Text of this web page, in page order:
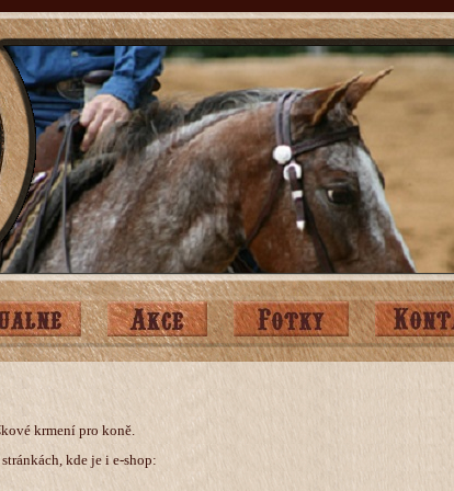
krmení pro koně.
kde je i e-shop: